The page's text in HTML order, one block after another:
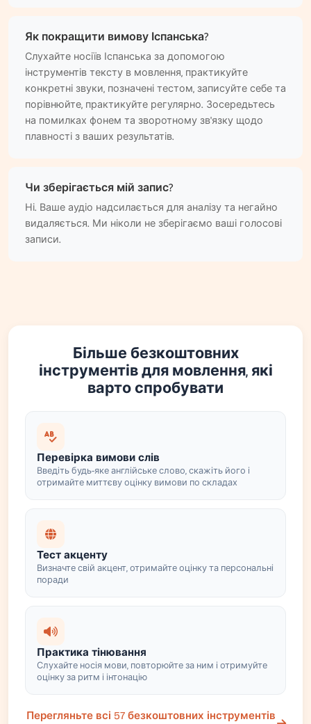
Як покращити вимову Іспанська?
Слухайте носіїв Іспанська за допомогою
інструментів тексту в мовлення, практикуйте
конкретні звуки, позначені тестом, записуйте себе та
порівнюйте, практикуйте регулярно. Зосередьтесь
на помилках фонем та зворотному зв'язку щодо
плавності з ваших результатів.
Чи зберігається мій запис?
Ні. Ваше аудіо надсилається для аналізу та негайно
видаляється. Ми ніколи не зберігаємо ваші голосові
записи.
Більше безкоштовних
інструментів для мовлення, які
варто спробувати
Перевірка вимови слів
Введіть будь-яке англійське слово, скажіть його і
отримайте миттєву оцінку вимови по складах
Тест акценту
Визначте свій акцент, отримайте оцінку та персональні
поради
Практика тінювання
Слухайте носія мови, повторюйте за ним і отримуйте
оцінку за ритм і інтонацію
Перегляньте всі 57 безкоштовних інструментів